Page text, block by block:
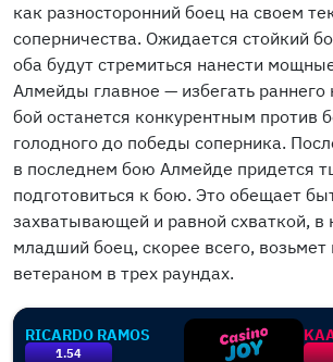
как разносторонний боец на своем
соперничества. Ожидается стойкий
оба будут стремиться нанести
Алмейды главное — избегать раннего
бой останется конкурентным против
голодного до победы соперника.
в последнем бою Алмейде придется
подготовиться к бою. Это обещает
захватывающей и равной схваткой, в
младший боец, скорее всего, возьмет
ветераном в трех раундах.
RICARDO RAMOS
1.54